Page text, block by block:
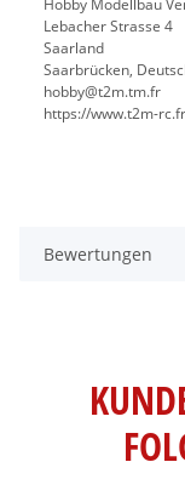
Hobby Modellbau
Lebacher Strasse 4
Saarland
Saarbrücken,
hobby@t2m.tm.fr
https://www.t2m-
Bewertungen